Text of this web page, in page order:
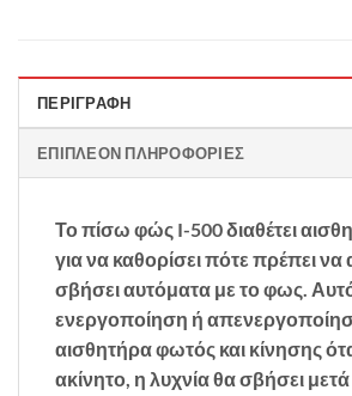
ΠΕΡΙΓΡΑΦΉ
ΕΠΙΠΛΈΟΝ ΠΛΗΡΟΦΟΡΊΕΣ
Το πίσω φώς I-500 διαθέτει
για να καθορίσει πότε πρέπει να
σβήσει αυτόματα με το φως.
ενεργοποίηση ή
αισθητήρα φωτός και κίνησης
ακίνητο, η λυχνία θα σβήσει